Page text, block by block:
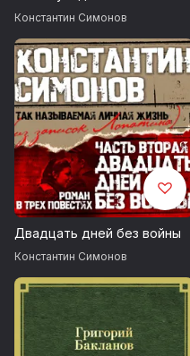
Константин Симонов
Двадцать дней без войны
Константин Симонов